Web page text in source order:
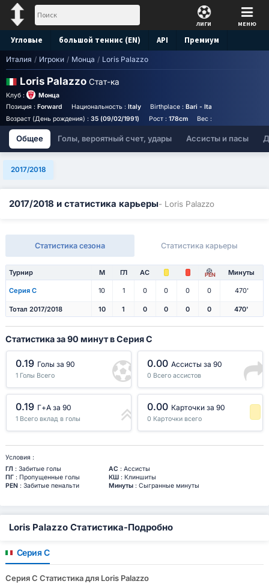
ЛИГИ МЕНЮ
Угловые большой теннис (EN) API Премиум
Прогноз
Италия / Игроки / Монца / Loris Palazzo
Loris Palazzo Стат-ка
Клуб :
Монца
Позиция : Forward Национальность : Italy Birthplace :Bari - Italy
Возраст (День рождения) : 35 (09/02/1991) Рост : 178cm Вес :
Общее Голы, вероятный счет, удары Ассисты и пасы
2017/2018
2017/2018 и статистика карьеры- Loris Palazzo
Статистика сезона Статистика карьеры
Турнир М ГЛ АС PEN Минуты
Серия C 10 1 0 0 0 0 470'
Тотал 2017/2018 10 1 0 0 0 0 470'
Статистика за 90 минут в Серия C
0.19 Голы за 90
1 Голы Всего
0.00 Ассисты за 90
0 Всего ассистов
0.19 Г+A за 90
1 Всего вклад в голы
0.00 Карточки за 90
0 Карточки всего
-1 Процентиль
Условия :
ГЛ : Забитые голы АС : Ассисты
ПГ: Пропущенные голы КШ: Клиншиты
PEN : Забитые пенальти Минуты: Сыгранные минуты
Loris Palazzo Статистика-Подробно
Серия C
Серия C Статистика для Loris Palazzo